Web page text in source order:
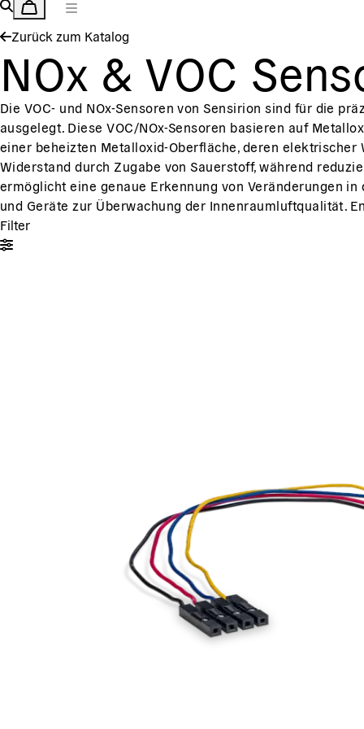
Zurück zum Katalog
NOx & VOC
Die VOC- und NOx-Sensoren von Sensirion sind für die
ausgelegt. Diese VOC/NOx-Sensoren basieren auf
einer beheizten Metalloxid-Oberfläche, deren
Widerstand durch Zugabe von Sauerstoff, während
ermöglicht eine genaue Erkennung von Veränderungen
und Geräte zur Überwachung der Innenraumluftqualität.
Filter